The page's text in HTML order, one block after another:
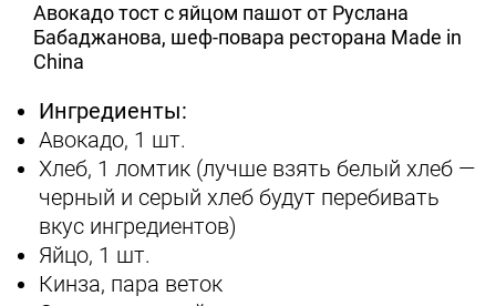
Авокадо тост с яйцом пашот от Руслана
Бабаджанова, шеф-повара ресторана Made in
China
Ингредиенты:
Авокадо, 1 шт.
Хлеб, 1 ломтик (лучше взять белый хлеб —
черный и серый хлеб будут перебивать
вкус ингредиентов)
Яйцо, 1 шт.
Кинза, пара веток